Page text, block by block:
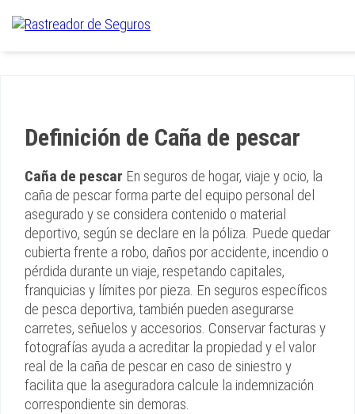
Definición de Caña de pescar
Caña de pescar En seguros de hogar, viaje y ocio, la
caña de pescar forma parte del equipo personal del
asegurado y se considera contenido o material
deportivo, según se declare en la póliza. Puede quedar
cubierta frente a robo, daños por accidente, incendio o
pérdida durante un viaje, respetando capitales,
franquicias y límites por pieza. En seguros específicos
de pesca deportiva, también pueden asegurarse
carretes, señuelos y accesorios. Conservar facturas y
fotografías ayuda a acreditar la propiedad y el valor
real de la caña de pescar en caso de siniestro y
facilita que la aseguradora calcule la indemnización
correspondiente sin demoras.